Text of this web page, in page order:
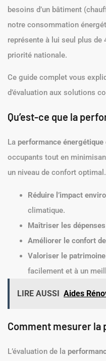
besoins d’un bâtiment
notre consommation
représente à lui seul plus de
priorité nationale.
Ce guide complet vous
d’évaluation aux solutions
Qu’est-ce que la
La performance énergétique
occupants tout en
un niveau de confort
Réduire l’impact
climatique.
Maîtriser les
Améliorer le confort
Valoriser le
facilement et à un
LIRE AUSSI Aides
Comment mesurer la
L’évaluation de la